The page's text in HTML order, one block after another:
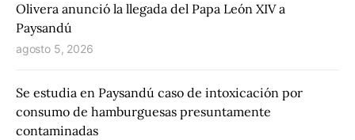
Olivera anunció la llegada del Papa León XIV a
Paysandú
agosto 5, 2026
Se estudia en Paysandú caso de intoxicación por
consumo de hamburguesas presuntamente
contaminadas